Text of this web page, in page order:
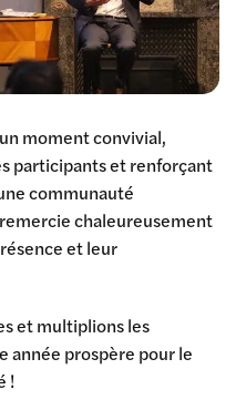
moment convivial,
participants et renforçant
communauté
chaleureusement
et leur
et multiplions les
année prospère pour le
!